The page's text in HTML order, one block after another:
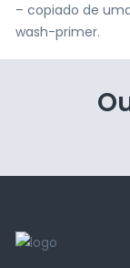
– copiado de
wash-primer.